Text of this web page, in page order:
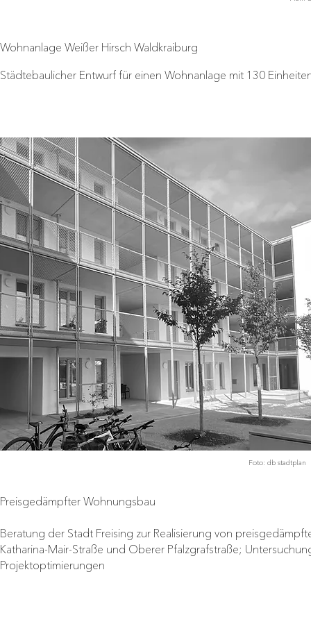
Wohnanlage Weißer Hirsch Waldkraiburg
Städtebaulicher Entwurf für einen Wohnanlage mit 130
Foto: db stadtplan
Preisgedämpfter Wohnungsbau
Beratung der Stadt Freising zur Realisierung von
Katharina-Mair-Straße und Oberer Pfalzgrafstraße;
Projektoptimierungen